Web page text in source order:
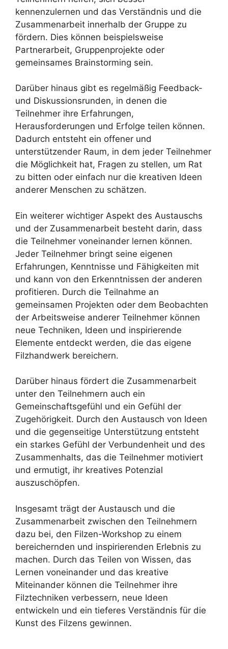
kennenzulernen und das Verständnis und die
Zusammenarbeit innerhalb der Gruppe zu
fördern. Dies können beispielsweise
Partnerarbeit, Gruppenprojekte oder
gemeinsames Brainstorming sein.
Darüber hinaus gibt es regelmäßig Feedback-
und Diskussionsrunden, in denen die
Teilnehmer ihre Erfahrungen,
Herausforderungen und Erfolge teilen können.
Dadurch entsteht ein offener und
unterstützender Raum, in dem jeder Teilnehmer
die Möglichkeit hat, Fragen zu stellen, um Rat
zu bitten oder einfach nur die kreativen Ideen
anderer Menschen zu schätzen.
Ein weiterer wichtiger Aspekt des Austauschs
und der Zusammenarbeit besteht darin, dass
die Teilnehmer voneinander lernen können.
Jeder Teilnehmer bringt seine eigenen
Erfahrungen, Kenntnisse und Fähigkeiten mit
und kann von den Erkenntnissen der anderen
profitieren. Durch die Teilnahme an
gemeinsamen Projekten oder dem Beobachten
der Arbeitsweise anderer Teilnehmer können
neue Techniken, Ideen und inspirierende
Elemente entdeckt werden, die das eigene
Filzhandwerk bereichern.
Darüber hinaus fördert die Zusammenarbeit
unter den Teilnehmern auch ein
Gemeinschaftsgefühl und ein Gefühl der
Zugehörigkeit. Durch den Austausch von Ideen
und die gegenseitige Unterstützung entsteht
ein starkes Gefühl der Verbundenheit und des
Zusammenhalts, das die Teilnehmer motiviert
und ermutigt, ihr kreatives Potenzial
auszuschöpfen.
Insgesamt trägt der Austausch und die
Zusammenarbeit zwischen den Teilnehmern
dazu bei, den Filzen-Workshop zu einem
bereichernden und inspirierenden Erlebnis zu
machen. Durch das Teilen von Wissen, das
Lernen voneinander und das kreative
Miteinander können die Teilnehmer ihre
Filztechniken verbessern, neue Ideen
entwickeln und ein tieferes Verständnis für die
Kunst des Filzens gewinnen.